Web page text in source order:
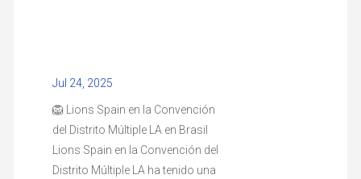
Jul 24, 2025
🦁 Lions Spain en la Convención
del Distrito Múltiple LA en Brasil
Lions Spain en la Convención del
Distrito Múltiple LA ha tenido una